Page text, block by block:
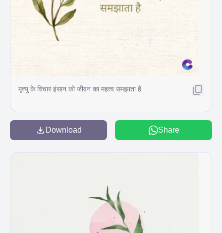
मृत्यु के विचार इंसान को जीवन का महत्व समझाता है
Download Share